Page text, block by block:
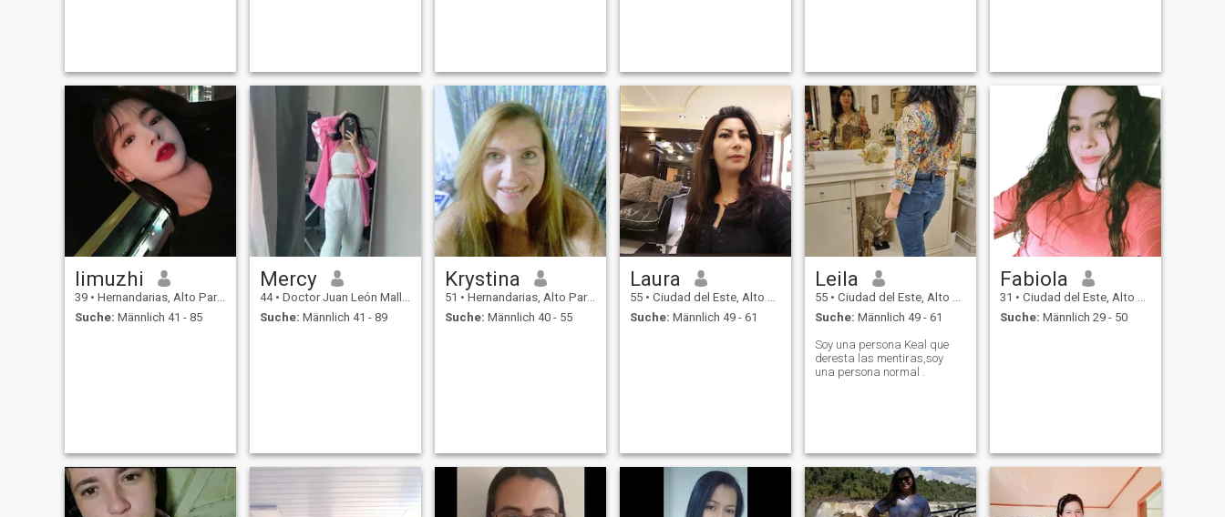
limuzhi
39 • Hernandarias, Alto Paraná, Paraguay
Suche: Männlich 41 - 85
Mercy
44 • Doctor Juan León Mallorquín, Alto Paraná, Paraguay
Suche: Männlich 41 - 89
Krystina
51 • Hernandarias, Alto Paraná, Paraguay
Suche: Männlich 40 - 55
Laura
55 • Ciudad del Este, Alto Paraná, Paraguay
Suche: Männlich 49 - 61
Leila
55 • Ciudad del Este, Alto Paraná, Paraguay
Suche: Männlich 49 - 61
Soy una persona Keal que
deresta las mentiras,soy
una persona normal .
Fabiola
31 • Ciudad del Este, Alto Paraná, Paraguay
Suche: Männlich 29 - 50